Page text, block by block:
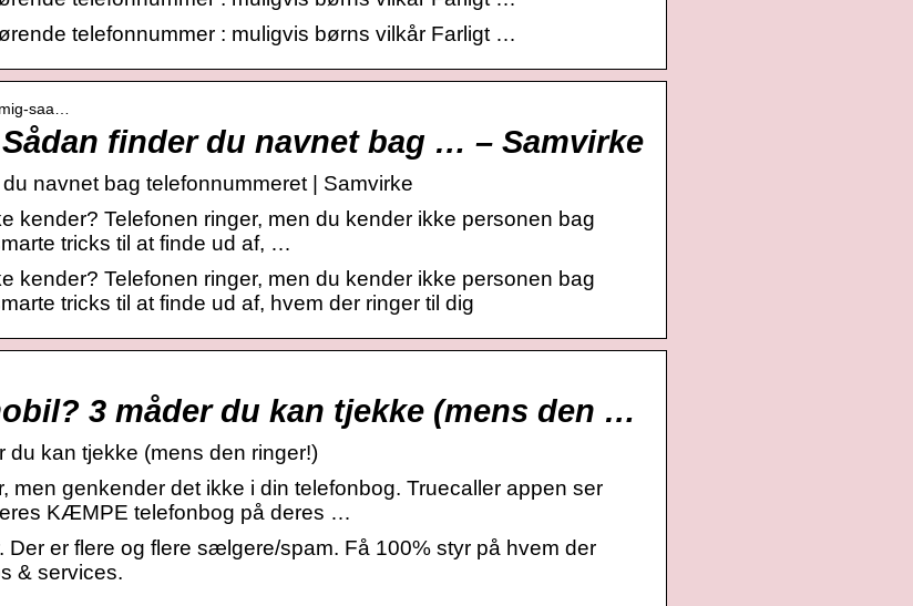
telefonnummer : muligvis børns vilkår Farligt …
saa…
finder du navnet bag … – Samvirke
navnet bag telefonnummeret | Samvirke
kender? Telefonen ringer, men du kender ikke personen bag
tricks til at finde ud af, …
kender? Telefonen ringer, men du kender ikke personen bag
tricks til at finde ud af, hvem der ringer til dig
3 måder du kan tjekke (mens den …
du kan tjekke (mens den ringer!)
men genkender det ikke i din telefonbog. Truecaller appen ser
KÆMPE telefonbog på deres …
Der er flere og flere sælgere/spam. Få 100% styr på hvem der
& services.